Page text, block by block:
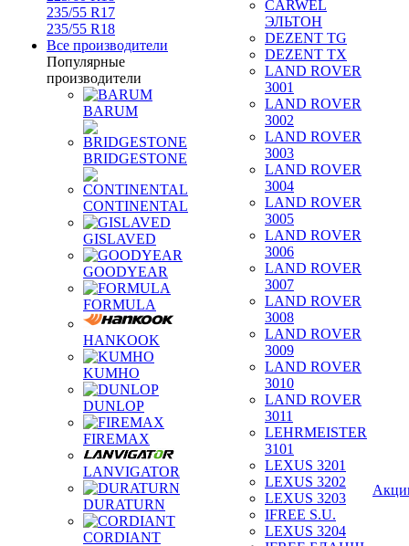
235/55 R17
235/55 R18
Все производители
Популярные
производители
BARUM
BRIDGESTONE
CONTINENTAL
GISLAVED
GOODYEAR
FORMULA
HANKOOK
KUMHO
DUNLOP
FIREMAX
LANVIGATOR
DURATURN
CORDIANT
CARWEL
ЭЛЬТОН
DEZENT TG
DEZENT TX
LAND ROVER
3001
LAND ROVER
3002
LAND ROVER
3003
LAND ROVER
3004
LAND ROVER
3005
LAND ROVER
3006
LAND ROVER
3007
LAND ROVER
3008
LAND ROVER
3009
LAND ROVER
3010
LAND ROVER
3011
LEHRMEISTER
3101
LEXUS 3201
LEXUS 3202
LEXUS 3203
IFREE S.U.
LEXUS 3204